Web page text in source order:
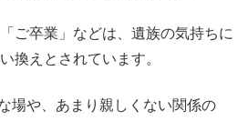
ご卒業」などは、遺族の気持ちに
換えとされています。
場や、あまり親しくない関係の